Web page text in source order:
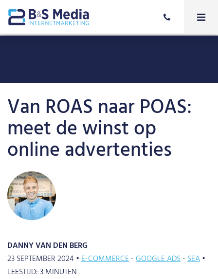
Van ROAS naar POAS:
meet de winst op
online advertenties
DANNY VAN DEN BERG
23 SEPTEMBER 2024 •E-COMMERCE GOOGLE ADS SEA•
LEESTIJD:3MINUTEN